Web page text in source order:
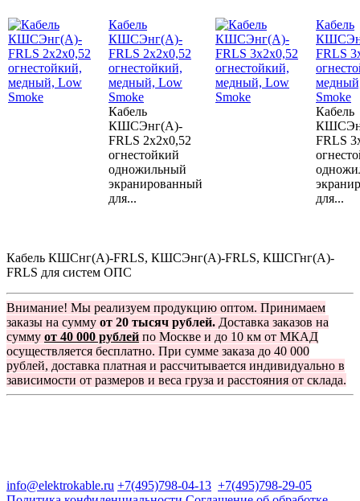
Кабель
КШСЭнг(А)-
FRLS 2х2х0,52
огнестойкий,
медный, Low
Smoke
Кабель
КШСЭнг(А)-
FRLS 2х2х0,52
огнестойкий
одножильный
экранированный
для...
Кабель
FRLS
Smoke
Кабель
FRLS
для...
Кабель КШСнг(А)-FRLS, КШСЭнг(А)-FRLS, КШСГнг(А)-
FRLS для систем ОПС
Внимание! Мы реализуем продукцию оптом. Принимаем
заказы на сумму от 20 тысяч рублей. Доставка заказов на
сумму от 40 000 рублей по Москве и до 10 км от МКАД
осуществляется бесплатно. При сумме заказа до 40 000
рублей, доставка платная и рассчитывается индивидуально в
зависимости от размеров и веса груза и расстояния от склада.
info@elektrokable.ru +7(495)798-04-13 +7(495)798-29-05